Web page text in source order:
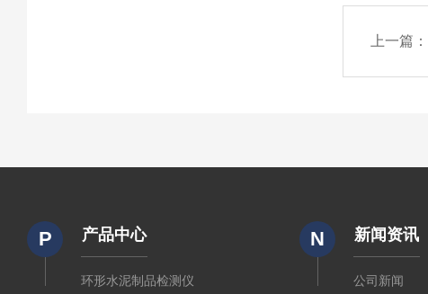
上一篇：
P 产品中心
环形水泥制品检测仪
N 新闻资讯
公司新闻